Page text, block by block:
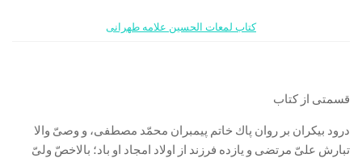
کتاب لمعات الحسین علامه طهرانی
قسمتی از کتاب
درود بیكران بر روان پاك خاتم پیمبران محمّد مصطفى، و وصىّ والا
تبارش علىّ مرتضى و یازده فرزند از اولاد امجاد او باد؛ بالاخصّ ولىّ